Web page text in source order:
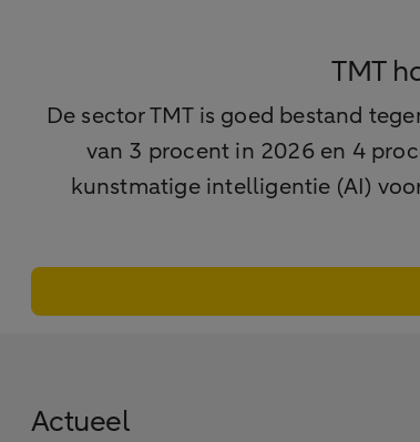
TMT
De sector TMT is goed bestand
van 3 procent in 2026 en 4
kunstmatige intelligentie (AI)
Actueel